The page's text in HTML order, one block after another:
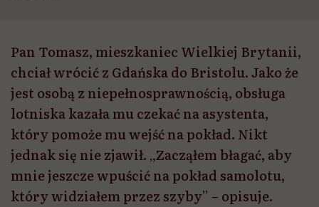
Pan Tomasz, mieszkaniec Wielkiej Brytanii,
chciał wrócić z Gdańska do Bristolu. Jako że
jest osobą z niepełnosprawnością, obsługa
lotniska kazała mu czekać na asystenta,
który pomoże mu wejść na pokład. Nikt
jednak się nie zjawił. „Zacząłem błagać, aby
mnie jeszcze wpuścić na pokład samolotu,
który widziałem przez szyby” – opisuje.